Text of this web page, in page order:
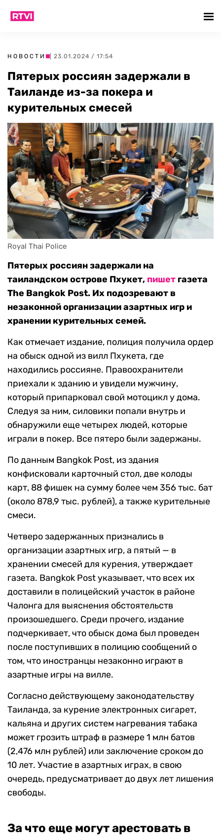
НОВОСТИ | 23.01.2024 / 17:54
Пятерых россиян задержали в
Таиланде из-за покера и
курительных смесей
Royal Thai Police
Пятерых россиян задержали на
таиландском острове Пхукет, пишет газета
The Bangkok Post. Их подозревают в
незаконной организации азартных игр и
хранении курительных семей.
Как отмечает издание, полиция получила ордер
на обыск одной из вилл Пхукета, где
находились россияне. Правоохранители
приехали к зданию и увидели мужчину,
который припарковал свой мотоцикл у дома.
Следуя за ним, силовики попали внутрь и
обнаружили еще четырех людей, которые
играли в покер. Все пятеро были задержаны.
По данным Bangkok Post, из здания
конфисковали карточный стол, две колоды
карт, 88 фишек на сумму более чем 356 тыс. бат
(около 878,9 тыс. рублей), а также курительные
смеси.
Четверо задержанных признались в
организации азартных игр, а пятый — в
хранении смесей для курения, утверждает
газета. Bangkok Post указывает, что всех их
доставили в полицейский участок в районе
Чалонга для выяснения обстоятельств
произошедшего. Среди прочего, издание
подчеркивает, что обыск дома был проведен
после поступивших в полицию сообщений о
том, что иностранцы незаконно играют в
азартные игры на вилле.
Согласно действующему законодательству
Таиланда, за курение электронных сигарет,
кальяна и других систем нагревания табака
может грозить штраф в размере 1 млн батов
(2,476 млн рублей) или заключение сроком до
10 лет. Участие в азартных играх, в свою
очередь, предусматривает до двух лет лишения
свободы.
За что еще могут арестовать в